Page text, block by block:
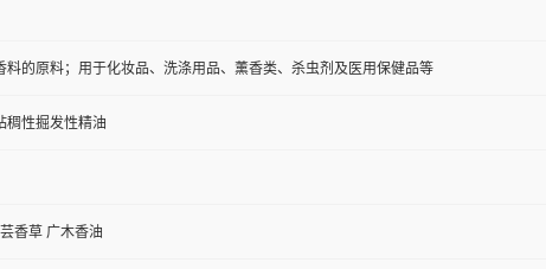
料的原料；用于化妆品、洗涤用品、薰香类、杀虫剂及医用保健品等
稠性掘发性精油
香草 广木香油